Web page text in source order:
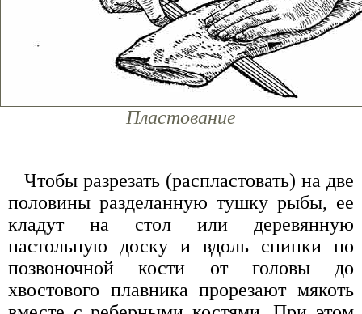
Пластование
Чтобы разрезать (распластовать) на две
половины разделанную тушку рыбы, ее
кладут на стол или деревянную
настольную доску и вдоль спинки по
позвоночной кости от головы до
хвостового плавника прорезают мякоть